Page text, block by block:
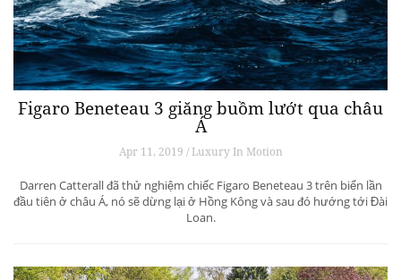
Figaro Beneteau 3 giăng buồm lướt qua châu
Á
Apr 11, 2019 / Luxury In Motion
Darren Catterall đã thử nghiệm chiếc Figaro Beneteau 3 trên biển lần
đầu tiên ở châu Á, nó sẽ dừng lại ở Hồng Kông và sau đó hướng tới Đài
Loan.